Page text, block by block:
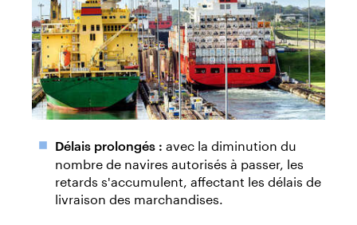
Délais prolongés : avec la diminution du
nombre de navires autorisés à passer, les
retards s'accumulent, affectant les délais de
livraison des marchandises.